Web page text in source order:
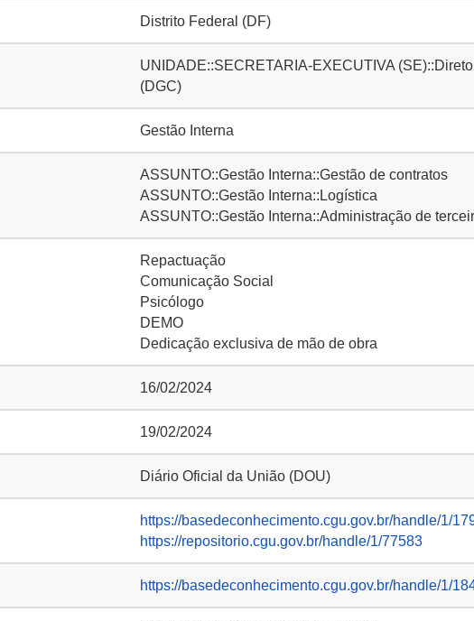
Distrito Federal (DF)
UNIDADE::SECRETARIA-EXECUTIVA
(DGC)
Gestão Interna
ASSUNTO::Gestão Interna::Gestão de contratos
ASSUNTO::Gestão Interna::Logística
ASSUNTO::Gestão Interna::Administração de
Repactuação
Comunicação Social
Psicólogo
DEMO
Dedicação exclusiva de mão de obra
16/02/2024
19/02/2024
Diário Oficial da União (DOU)
https://basedeconhecimento.cgu.gov.br/handle/1/
https://repositorio.cgu.gov.br/handle/1/77583
https://basedeconhecimento.cgu.gov.br/handle/1/